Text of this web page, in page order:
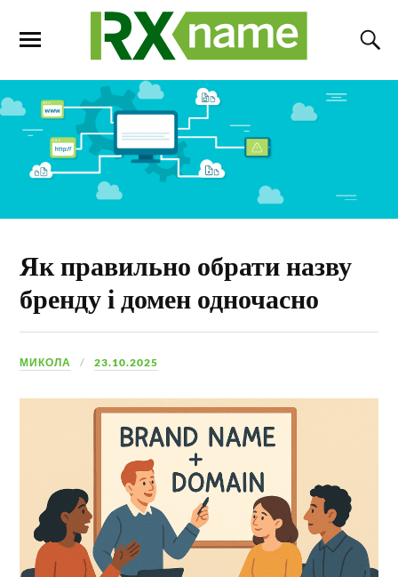
Як правильно обрати назву
бренду і домен одночасно
МИКОЛА 23.10.2025